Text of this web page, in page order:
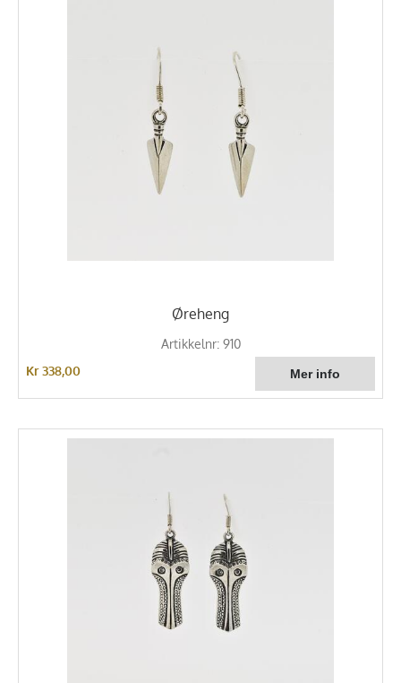
Øreheng
Artikkelnr: 910
Kr 338,00